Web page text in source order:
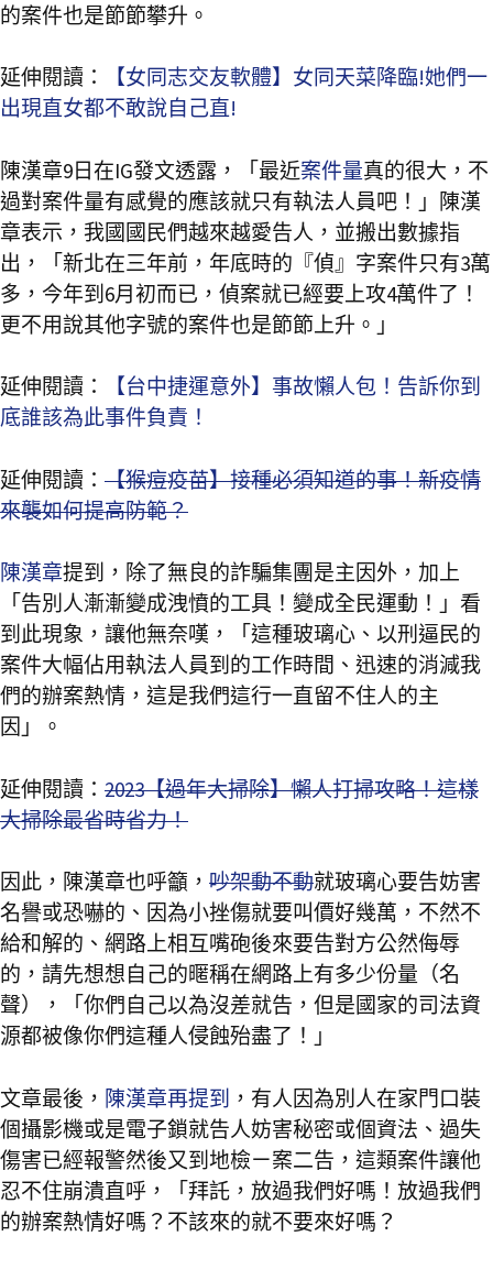
的案件也是節節攀升。
延伸閱讀：
【女同志交友軟體】女同天菜降臨!她們一
出現直女都不敢說自己直!
陳漢章9日在IG發文透露，「最近案件量真的很大，不
過對案件量有感覺的應該就只有執法人員吧！」陳漢
章表示，我國國民們越來越愛告人，並搬出數據指
出，「新北在三年前，年底時的『偵』字案件只有3萬
多，今年到6月初而已，偵案就已經要上攻4萬件了！
更不用說其他字號的案件也是節節上升。」
延伸閱讀：
【台中捷運意外】事故懶人包！告訴你到
底誰該為此事件負責！
延伸閱讀： 【猴痘疫苗】接種必須知道的事！新疫情
來襲如何提高防範？
陳漢章提到，除了無良的詐騙集團是主因外，加上
「告別人漸漸變成洩憤的工具！變成全民運動！」看
到此現象，讓他無奈嘆，「這種玻璃心、以刑逼民的
案件大幅佔用執法人員到的工作時間、迅速的消減我
們的辦案熱情，這是我們這行一直留不住人的主
因」。
延伸閱讀： 2023【過年大掃除】懶人打掃攻略！這樣
大掃除最省時省力！
因此，陳漢章也呼籲， 吵架動不動就玻璃心要告妨害
名譽或恐嚇的、因為小挫傷就要叫價好幾萬，不然不
給和解的、網路上相互嘴砲後來要告對方公然侮辱
的，請先想想自己的暱稱在網路上有多少份量（名
聲），「你們自己以為沒差就告，但是國家的司法資
源都被像你們這種人侵蝕殆盡了！」
文章最後， 陳漢章再提到 ，有人因為別人在家門口裝
個攝影機或是電子鎖就告人妨害秘密或個資法、過失
傷害已經報警然後又到地檢ㄧ案二告，這類案件讓他
忍不住崩潰直呼，「拜託，放過我們好嗎！放過我們
的辦案熱情好嗎？不該來的就不要來好嗎？